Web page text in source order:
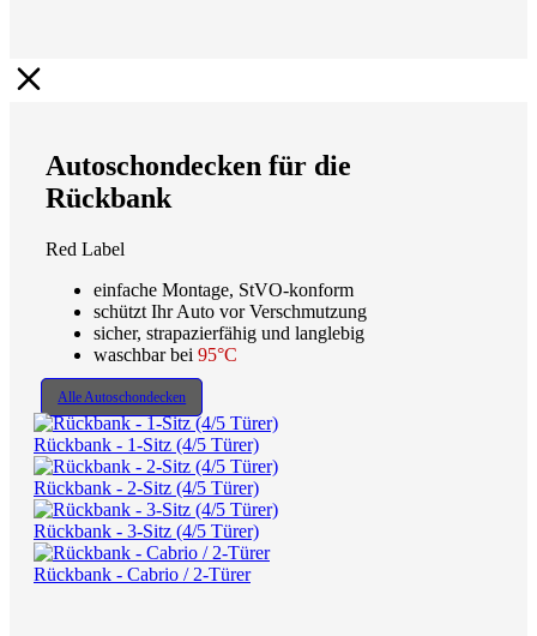
Autoschondecken für die
Rückbank
Red Label
einfache Montage, StVO-konform
schützt Ihr Auto vor Verschmutzung
sicher, strapazierfähig und langlebig
waschbar bei 95°C
Alle Autoschondecken
Rückbank - 1-Sitz (4/5 Türer)
Rückbank - 2-Sitz (4/5 Türer)
Rückbank - 3-Sitz (4/5 Türer)
Rückbank - Cabrio / 2-Türer